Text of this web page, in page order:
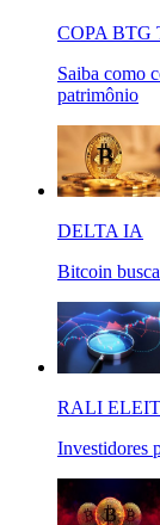
COPA BTG
Saiba como
patrimônio
DELTA IA
Bitcoin
RALI
Investidores